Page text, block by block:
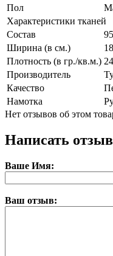
Пол
Характеристики тканей
Состав
Ширина (в см.)
Плотность (в гр./кв.м.)
Производитель
Качество
Намотка
Нет отзывов об этом
Написать отзыв
Ваше Имя:
Ваш отзыв: